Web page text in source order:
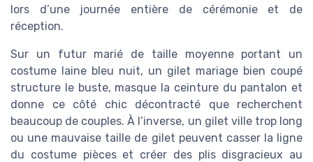
lors d’une journée entière de cérémonie et de
réception.
Sur un futur marié de taille moyenne portant un
costume laine bleu nuit, un gilet mariage bien coupé
structure le buste, masque la ceinture du pantalon et
donne ce côté chic décontracté que recherchent
beaucoup de couples. À l’inverse, un gilet ville trop long
ou une mauvaise taille de gilet peuvent casser la ligne
du costume pièces et créer des plis disgracieux au